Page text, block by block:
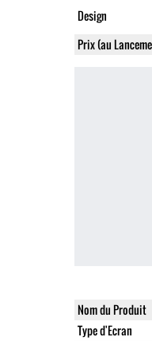
Design
Prix (au
Nom du Produit
Type d'Ecran